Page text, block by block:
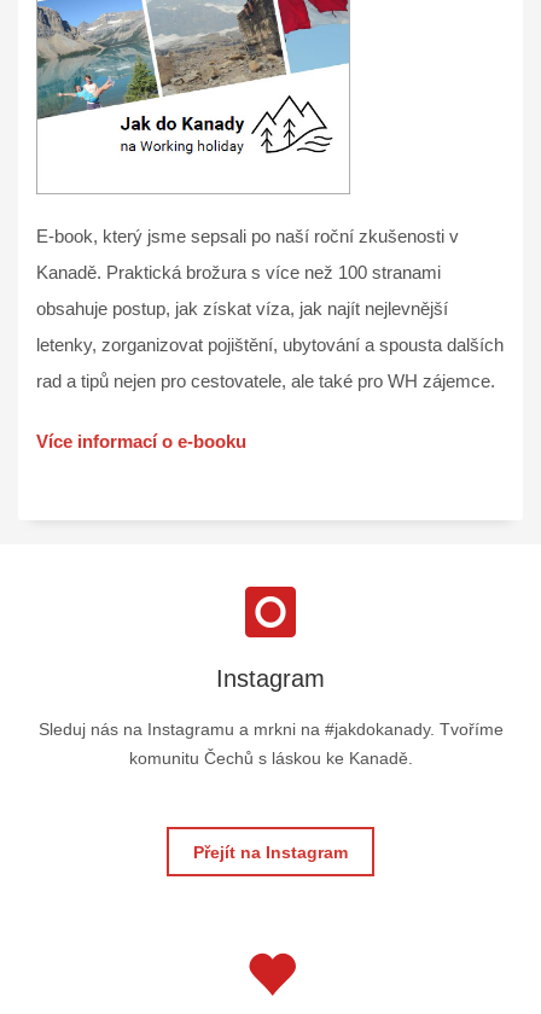
E-book, který jsme sepsali po naší roční zkušenosti v
Kanadě. Praktická brožura s více než 100 stranami
obsahuje postup, jak získat víza, jak najít nejlevnější
letenky, zorganizovat pojištění, ubytování a spousta dalších
rad a tipů nejen pro cestovatele, ale také pro WH zájemce.
Více informací o e-booku
Instagram
Sleduj nás na Instagramu a mrkni na #jakdokanady. Tvoříme
komunitu Čechů s láskou ke Kanadě.
Přejít na Instagram